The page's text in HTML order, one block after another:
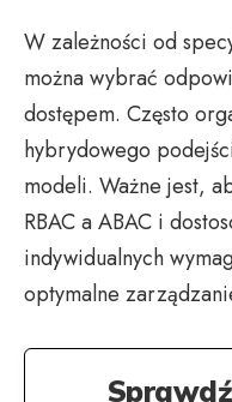
W zależności od
można wybrać
dostępem. Często
hybrydowego
modeli. Ważne jest,
RBAC a ABAC i
indywidualnych
optymalne